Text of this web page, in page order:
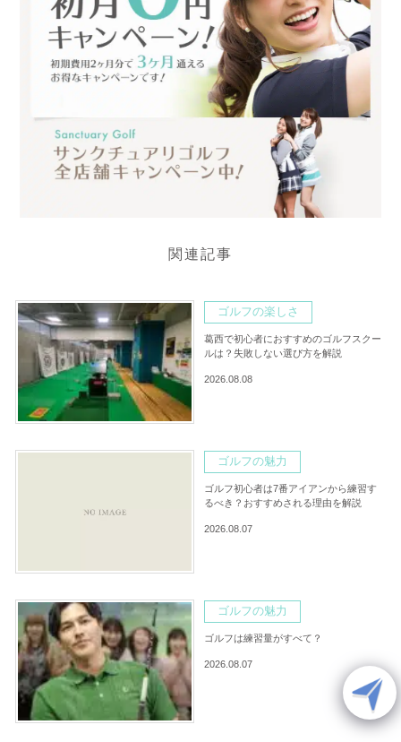
関連記事
ゴルフの楽しさ
葛西で初心者におすすめのゴルフスクー
ルは？失敗しない選び方を解説
2026.08.08
ゴルフの魅力
ゴルフ初心者は7番アイアンから練習す
るべき？おすすめされる理由を解説
2026.08.07
ゴルフの魅力
ゴルフは練習量がすべて？
2026.08.07